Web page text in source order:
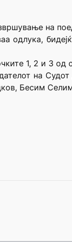
на
одлука,
1, 2 и 3 од
на
Бесим